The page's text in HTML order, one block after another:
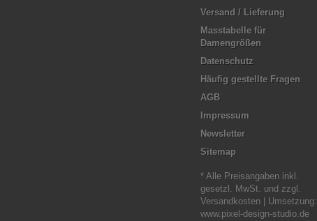
Versand / Lieferung
Masstabelle für
Damengrößen
Datenschutz
Häufig gestellte Fragen
AGB
Impressum
Newsletter
Sitemap
* Alle Preisangaben inkl.
gesetzl. MwSt. und zzgl.
Versandkosten | Umsetzung:
www.pixel-design-studio.de